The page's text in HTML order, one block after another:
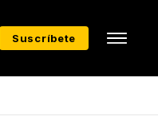
Suscríbete